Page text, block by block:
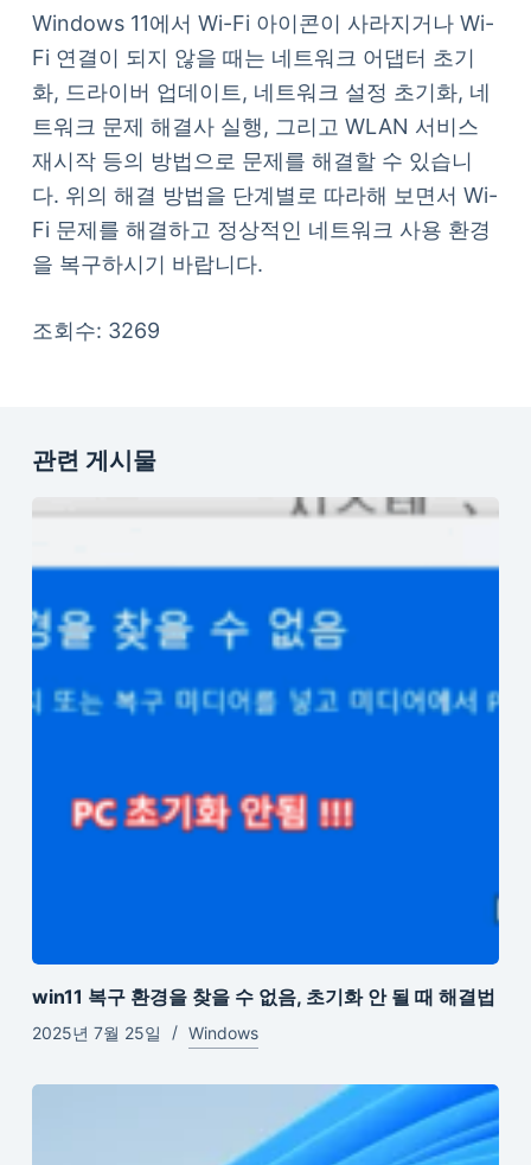
Windows 11에서 Wi-Fi 아이콘이 사라지거나 Wi-
Fi 연결이 되지 않을 때는 네트워크 어댑터 초기
화, 드라이버 업데이트, 네트워크 설정 초기화, 네
트워크 문제 해결사 실행, 그리고 WLAN 서비스
재시작 등의 방법으로 문제를 해결할 수 있습니
다. 위의 해결 방법을 단계별로 따라해 보면서 Wi-
Fi 문제를 해결하고 정상적인 네트워크 사용 환경
을 복구하시기 바랍니다.
조회수: 3269
관련 게시물
win11 복구 환경을 찾을 수 없음, 초기화 안 될 때 해결법
2025년 7월 25일 Windows